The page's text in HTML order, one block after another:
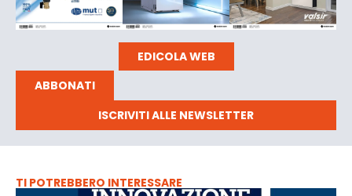
EDICOLA WEB
ABBONATI
ISCRIVITI ALLE NEWSLETTER
TI POTREBBERO INTERESSARE